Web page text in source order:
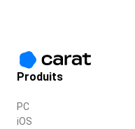
Produits
PC
iOS